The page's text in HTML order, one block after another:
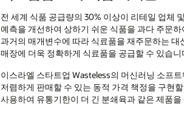
전 세계 식품 공급량의 30% 이상이 리테일 업체
예측을 개선하여 상하기 쉬운 식품을 과다 주문
과거의 매개변수에 따라 식료품을 재주문하는
매장에 더욱 정확하게 식료품을 공급할 수 있습니
이스라엘 스타트업 Wasteless의 머신러닝 소프
저렴하게 판매할 수 있는 동적 가격 책정을 구현
사용하여 유통기한이 더 긴 분쇄육과 같은 제품